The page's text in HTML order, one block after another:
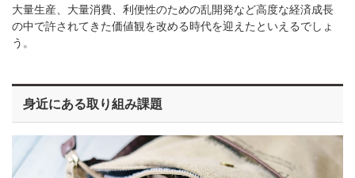
大量生産、大量消費、利便性のための乱開発など高度な経済成長
の中で許されてきた価値観を改める時代を迎えたといえるでしょ
う。
身近にある取り組み課題